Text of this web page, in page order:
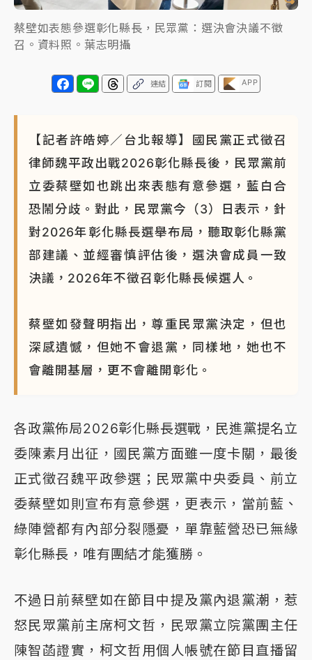
父親節泡湯了！中颱白海豚雨彈轟3天 「紅到發紫」降
雨熱區曝
蔡壁如表態參選彰化縣長，民眾黨：選決會決議不徵
召。資料照。葉志明攝
連結 訂閱 APP
【記者許皓婷／台北報導】國民黨正式徵召
律師魏平政出戰2026彰化縣長後，民眾黨前
立委蔡壁如也跳出來表態有意參選，藍白合
恐鬧分歧。對此，民眾黨今（3）日表示，針
對2026年彰化縣長選舉布局，聽取彰化縣黨
部建議、並經審慎評估後，選決會成員一致
決議，2026年不徵召彰化縣長候選人。
蔡壁如發聲明指出，尊重民眾黨決定，但也
深感遺憾，但她不會退黨，同樣地，她也不
會離開基層，更不會離開彰化。
各政黨佈局2026彰化縣長選戰，民進黨提名立
委陳素月出征，國民黨方面雖一度卡關，最後
正式徵召魏平政參選；民眾黨中央委員、前立
委蔡壁如則宣布有意參選，更表示，當前藍、
綠陣營都有內部分裂隱憂，單靠藍營恐已無緣
彰化縣長，唯有團結才能獲勝。
不過日前蔡壁如在節目中提及黨內退黨潮，惹
怒民眾黨前主席柯文哲，民眾黨立院黨團主任
陳智菡證實，柯文哲用個人帳號在節目直播留